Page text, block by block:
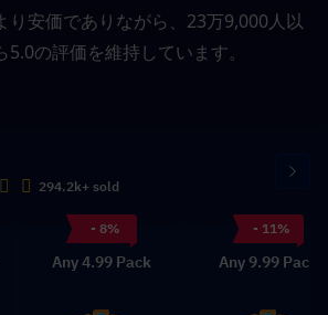
り安価でありながら、23万9,000人以
5.0の評価を維持しています。
294.2k+ sold
- 8%
Any 4.99 Pack
- 11%
Any 9.99 Pack